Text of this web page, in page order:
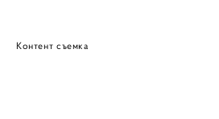
Контент съемка